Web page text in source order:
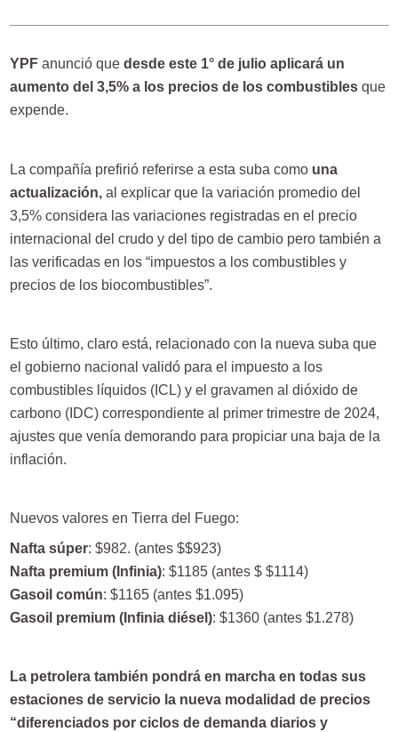
YPFanunció que desde este 1° de julio aplicará un
aumento del 3,5% a los precios de los combustiblesque
expende.
La compañía prefirió referirse a esta suba como una
actualización,al explicar que la variación promedio del
3,5% considera las variaciones registradas en el precio
internacional del crudo y del tipo de cambio pero también a
las verificadas en los “impuestos a los combustibles y
precios de los biocombustibles”.
Esto último, claro está, relacionado con la nueva suba que
el gobierno nacional validó para el impuesto a los
combustibles líquidos (ICL) y el gravamen al dióxido de
carbono (IDC) correspondiente al primer trimestre de 2024,
ajustes que venía demorando para propiciar una baja de la
inflación.
Nuevos valores en Tierra del Fuego:
Nafta súper: $982. (antes $$923)
Nafta premium (Infinia): $1185 (antes $ $1114)
Gasoil común: $1165 (antes $1.095)
Gasoil premium (Infinia diésel): $1360 (antes $1.278)
La petrolera también pondrá en marcha en todas sus
estaciones de servicio la nueva modalidad de precios
“diferenciados por ciclos de demanda diarios y